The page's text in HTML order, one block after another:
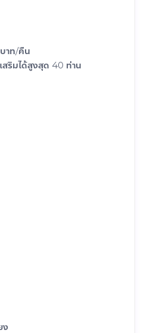
าท/คืน
สริมได้สูงสุด 40 ท่าน
ง